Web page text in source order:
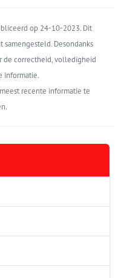
op 24-10-2023. Dit
Desondanks
de correctheid, volledigheid
informatie.
recente informatie te